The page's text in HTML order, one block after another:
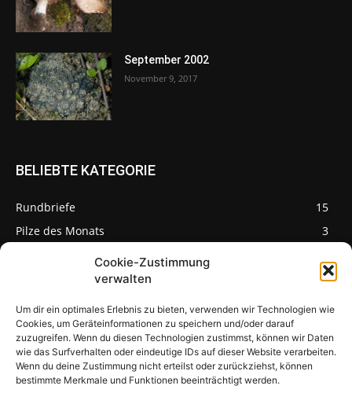
Cookie-Zustimmung
verwalten
Um dir ein optimales Erlebnis zu bieten, verwenden wir Technologien wie
Cookies, um Geräteinformationen zu speichern und/oder darauf
zuzugreifen. Wenn du diesen Technologien zustimmst, können wir Daten
wie das Surfverhalten oder eindeutige IDs auf dieser Website verarbeiten.
Wenn du deine Zustimmung nicht erteilst oder zurückziehst, können
bestimmte Merkmale und Funktionen beeinträchtigt werden.
September 2002
November 9, 2017
BELIEBTE KATEGORIE
Rundbriefe
15
Pilze des Monats
3
Pilzseite
Seltene Pilze aus
Mainfranken und
Deutschland